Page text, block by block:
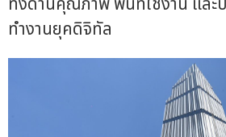
ทำงานยุคดิจิทัล